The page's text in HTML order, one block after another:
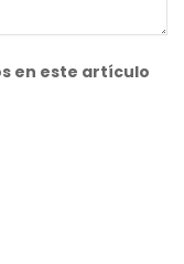
en este artículo